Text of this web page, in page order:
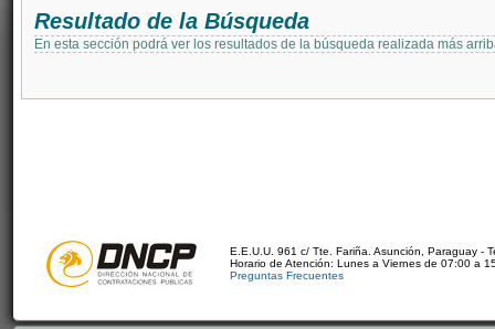
Resultado de la Búsqueda
En esta sección podrá ver los resultados de la búsqueda realizada más
E.E.U.U. 961 c/ Tte. Fariña. Asunción, Paraguay -
Horario de Atención: Lunes a Viernes de 07:00 a
Preguntas Frecuentes